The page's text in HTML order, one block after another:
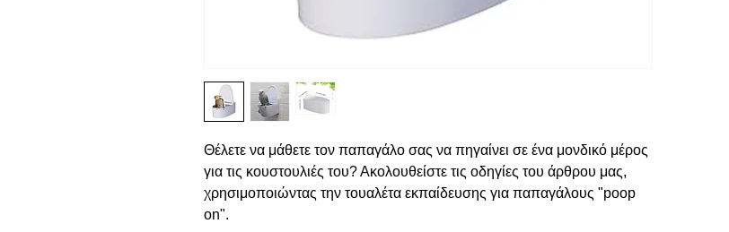
Θέλετε να μάθετε τον παπαγάλο σας να πηγαίνει σε ένα μονδικό μέρος
για τις κουστουλιές του? Ακολουθείστε τις οδηγίες του άρθρου μας,
χρησιμοποιώντας την τουαλέτα εκπαίδευσης για παπαγάλους "poop
on".